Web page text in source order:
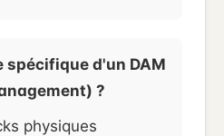
spécifique d'un DAM
?
physiques